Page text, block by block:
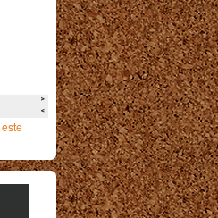
este